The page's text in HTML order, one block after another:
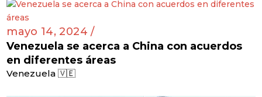
mayo 14, 2024 /
Venezuela se acerca a China con acuerdos
en diferentes áreas
Venezuela 🇻🇪